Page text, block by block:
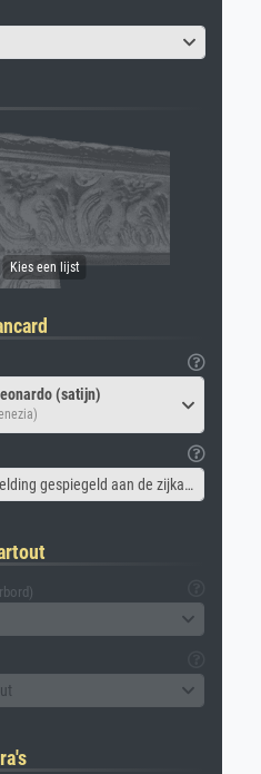
(satijn)
Canvas lijst - Afbeelding gespiegeld aan de zijkant